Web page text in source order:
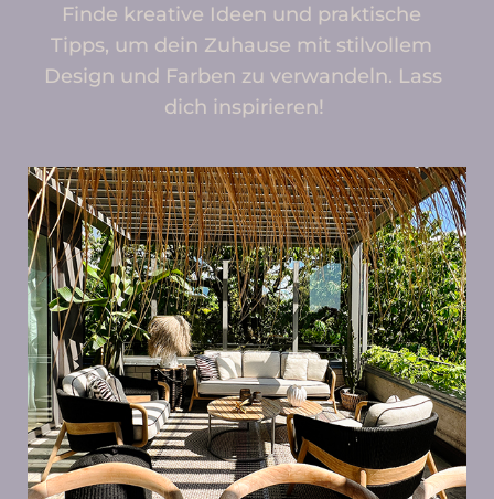
Finde kreative Ideen und praktische
Tipps, um dein Zuhause mit stilvollem
Design und Farben zu verwandeln. Lass
dich inspirieren!